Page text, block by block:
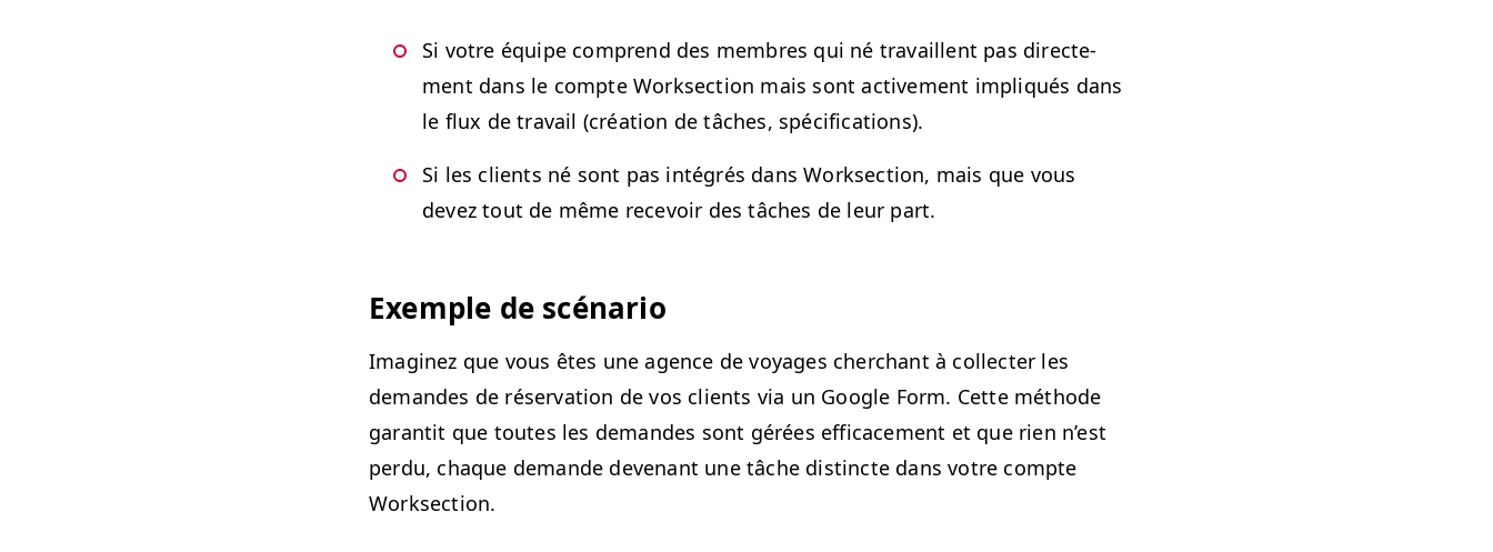
Si votre équipe com­prend des mem­bres qui né tra­vail­lent pas directe­
ment dans le compte Work­sec­tion mais sont active­ment impliqués dans
le flux de tra­vail (créa­tion de tâch­es, spécifications).
Si les clients né sont pas inté­grés dans Work­sec­tion, mais que vous
devez tout de même recevoir des tâch­es de leur part.
Exem­ple de scénario
Imag­inez que vous êtes une agence de voy­ages cher­chant à col­lecter les
deman­des de réser­va­tion de vos clients via un Google Form. Cette méth­ode
garan­tit que toutes les deman­des sont gérées effi­cace­ment et que rien n’est
per­du, chaque demande devenant une tâche dis­tincte dans votre compte
Worksection.